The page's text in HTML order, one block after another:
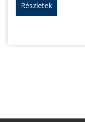
Részletek